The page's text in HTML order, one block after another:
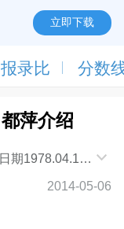
立即下载
报录比 分数
萍介绍
期1978.04.17
员专业技术职
研究方向
2014-05-06